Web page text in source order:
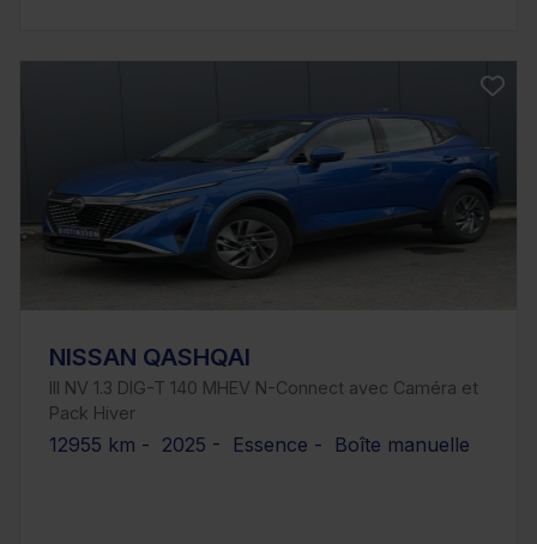
NISSAN QASHQAI
III NV 1.3 DIG-T 140 MHEV N-Connect avec Caméra et
Pack Hiver
12955 km - 2025 - Essence - Boîte manuelle